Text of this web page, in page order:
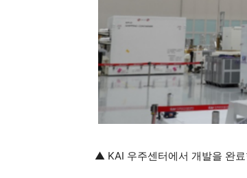
▲ KAI 우주센터에서 개발을 완